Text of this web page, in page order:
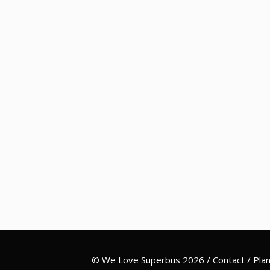
© We Love Superbus 2026 / Contact /